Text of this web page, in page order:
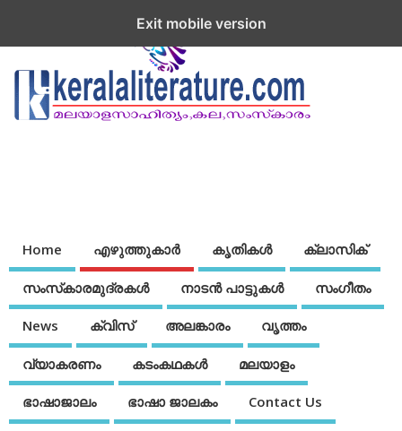
Home എഴുത്തുകാര്‍ കൃതികൾ ക്ലാസിക്
സംസ്‌കാരമുദ്രകള്‍ നാടന്‍ പാട്ടുകള്‍ സംഗീതം
News ക്വിസ് അലങ്കാരം വൃത്തം
വ്യാകരണം കടംകഥകള്‍ മലയാളം
ഭാഷാജാലം ഭാഷാ ജാലകം Contact Us
Exit mobile version